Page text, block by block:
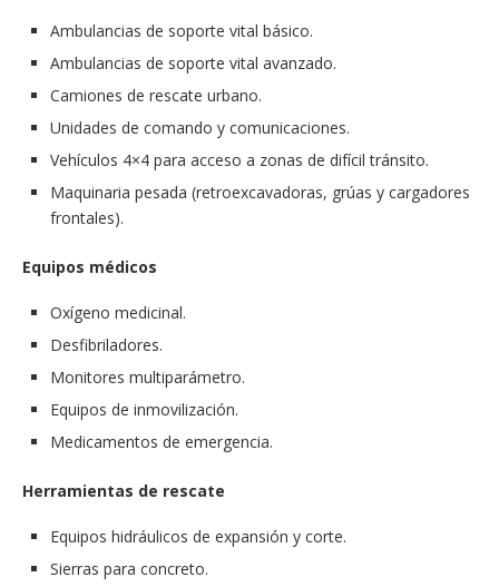
Ambulancias de soporte vital básico.
Ambulancias de soporte vital avanzado.
Camiones de rescate urbano.
Unidades de comando y comunicaciones.
Vehículos 4×4 para acceso a zonas de difícil tránsito.
Maquinaria pesada (retroexcavadoras, grúas y cargadores
frontales).
Equipos médicos
Oxígeno medicinal.
Desfibriladores.
Monitores multiparámetro.
Equipos de inmovilización.
Medicamentos de emergencia.
Herramientas de rescate
Equipos hidráulicos de expansión y corte.
Sierras para concreto.